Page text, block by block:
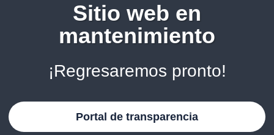
Sitio web en
mantenimiento
¡Regresaremos pronto!
Portal de transparencia